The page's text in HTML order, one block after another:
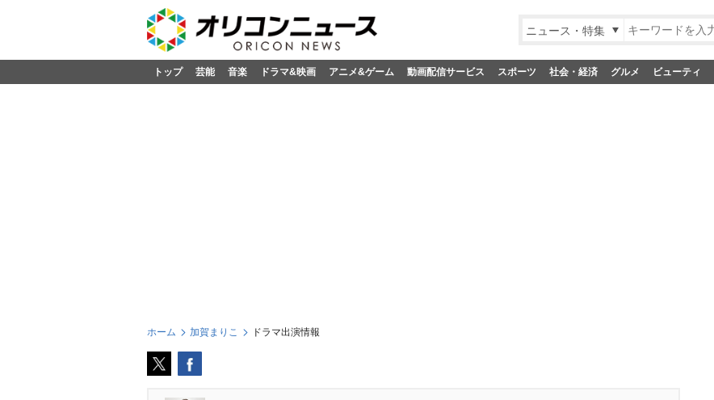
ニュース・特集
トップ 芸能 音楽 ドラマ&映画 アニメ&ゲーム 動画配信サービス スポーツ 社会・経済 グルメ ビューティ
ホーム 加賀まりこ ドラマ出演情報